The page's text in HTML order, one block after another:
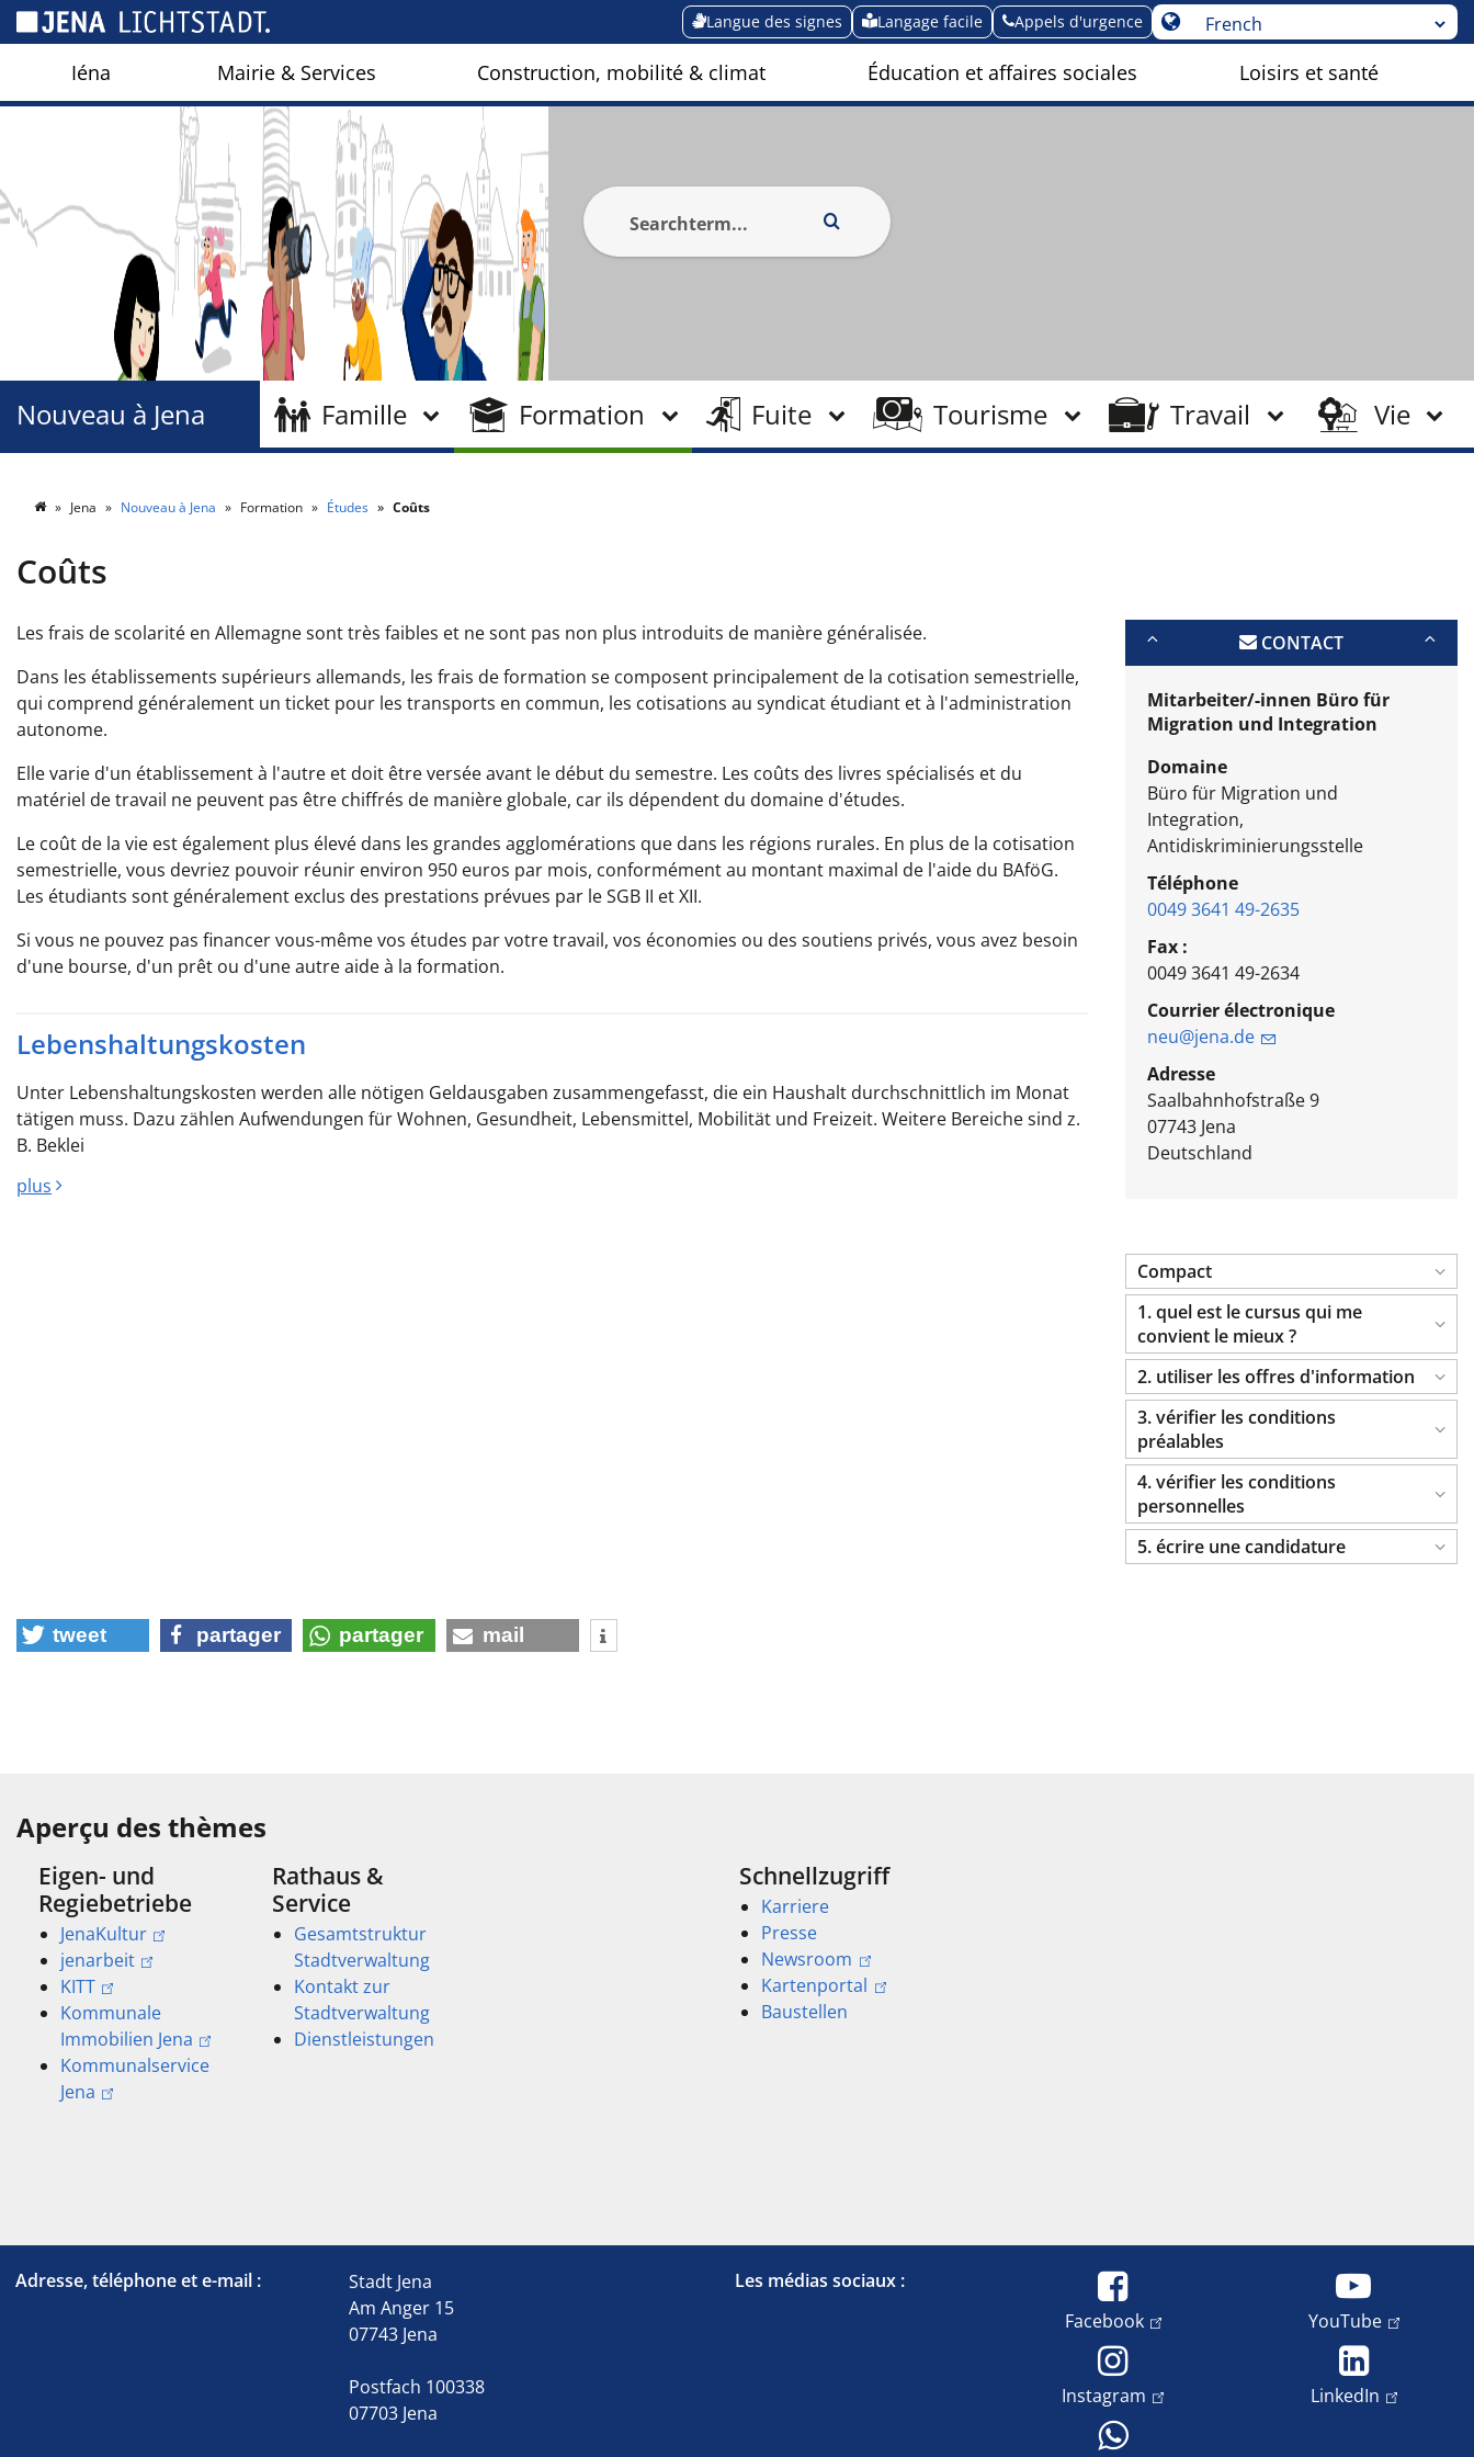
Langue des signes Langage facile Appels d'urgence
Iéna Mairie & Services Construction, mobilité & climat Éducation et affaires sociales Loisirs et santé
Famille Formation Fuite Tourisme Travail Vie
Nouveau à Jena
Jena Nouveau à Jena Formation Études Coûts
Coûts
Les frais de scolarité en Allemagne sont très faibles et ne sont pas non plus introduits de manière généralisée.
Dans les établissements supérieurs allemands, les frais de formation se composent principalement de la cotisation semestrielle,
qui comprend généralement un ticket pour les transports en commun, les cotisations au syndicat étudiant et à l'administration
autonome.
Elle varie d'un établissement à l'autre et doit être versée avant le début du semestre. Les coûts des livres spécialisés et du
matériel de travail ne peuvent pas être chiffrés de manière globale, car ils dépendent du domaine d'études.
Le coût de la vie est également plus élevé dans les grandes agglomérations que dans les régions rurales. En plus de la cotisation
semestrielle, vous devriez pouvoir réunir environ 950 euros par mois, conformément au montant maximal de l'aide du BAföG.
Les étudiants sont généralement exclus des prestations prévues par le SGB II et XII.
Si vous ne pouvez pas financer vous-même vos études par votre travail, vos économies ou des soutiens privés, vous avez besoin
d'une bourse, d'un prêt ou d'une autre aide à la formation.
Lebenshaltungskosten
Unter Lebenshaltungskosten werden alle nötigen Geldausgaben zusammengefasst, die ein Haushalt durchschnittlich im Monat
tätigen muss. Dazu zählen Aufwendungen für Wohnen, Gesundheit, Lebensmittel, Mobilität und Freizeit. Weitere Bereiche sind z.
B. Beklei
plus
CONTACT
Mitarbeiter/-innen Büro für
Migration und Integration
Domaine
Büro für Migration und
Integration,
Antidiskriminierungsstelle
Téléphone
0049 3641 49-2635
Fax :
0049 3641 49-2634
Courrier électronique
neu@jena.de
Adresse
Saalbahnhofstraße 9
07743 Jena
Deutschland
Compact
1. quel est le cursus qui me
convient le mieux ?
2. utiliser les offres d'information
3. vérifier les conditions
préalables
4. vérifier les conditions
personnelles
5. écrire une candidature
tweet partager partager mail
Aperçu des thèmes
Eigen- und
Regiebetriebe
JenaKultur
jenarbeit
KITT
Kommunale
Immobilien Jena
Kommunalservice
Jena
Rathaus &
Service
Gesamtstruktur
Stadtverwaltung
Kontakt zur
Stadtverwaltung
Dienstleistungen
Schnellzugriff
Karriere
Presse
Newsroom
Kartenportal
Baustellen
Adresse, téléphone et e-mail :
Stadt Jena
Am Anger 15
07743 Jena
Postfach 100338
07703 Jena
Les médias sociaux :
Facebook
YouTube
Instagram LinkedIn
Panneau de gestion des cookies